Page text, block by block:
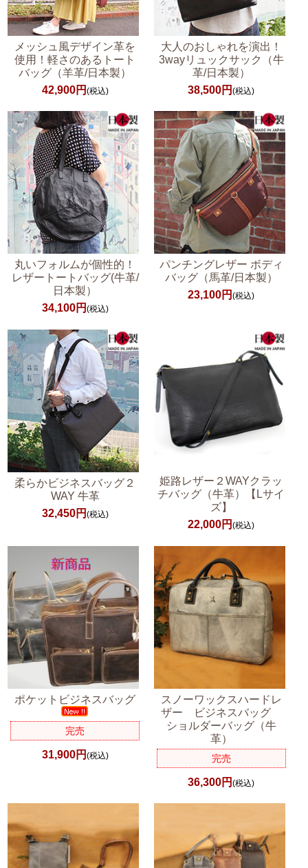
メッシュ風デザイン革を
使用！軽さのあるトート
バッグ（羊革/日本製）
42,900円 (税込)
大人のおしゃれを演出！
3wayリュックサック（牛
革/日本製）
38,500円(税込)
丸いフォルムが個性的！
レザートートバッグ(牛革/
日本製）
34,100円 (税込)
パンチングレザー ボディ
バッグ（馬革/日本製）
23,100円(税込)
柔らかビジネスバッグ２
WAY 牛革
32,450円 (税込)
姫路レザー２WAYクラッ
チバッグ（牛革）【Lサイ
ズ】
22,000円(税込)
ポケットビジネスバッグ
完売
31,900円 (税込)
スノーワックスハードレ
ザー ビジネスバッグ
ショルダーバッグ（牛
革）
完売
36,300円(税込)